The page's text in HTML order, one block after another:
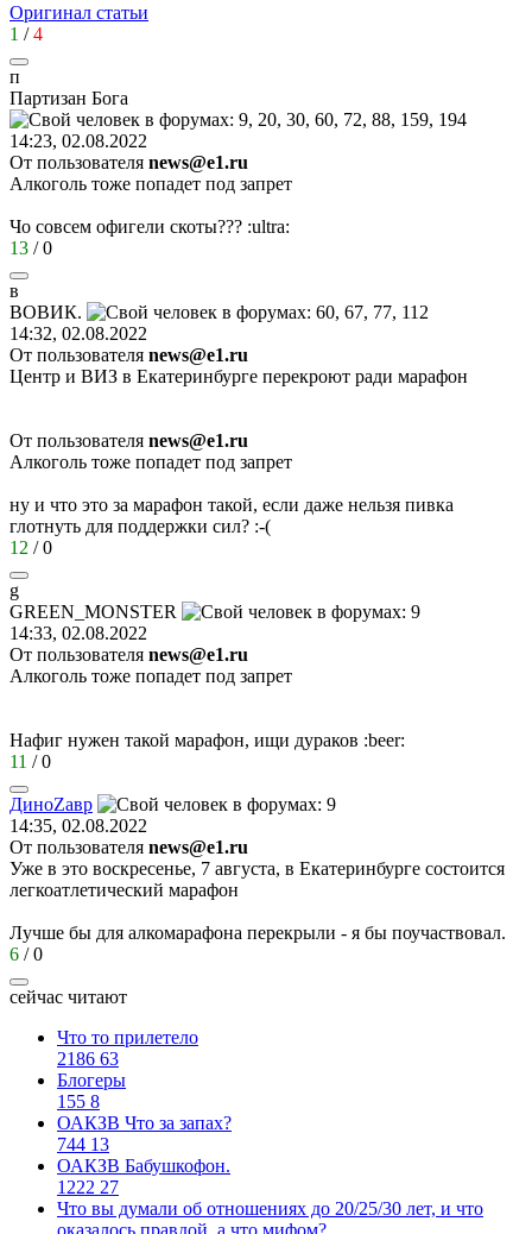
Оригинал статьи
1 /4
п
Партизан Бога
14:23, 02.08.2022
От пользователя news@e1.ru
Алкоголь тоже попадет под запрет
Чо совсем офигели скоты??? :ultra:
13 /0
в
ВОВИК.
14:32, 02.08.2022
От пользователя news@e1.ru
Центр и ВИЗ в Екатеринбурге перекроют ради марафон
От пользователя news@e1.ru
Алкоголь тоже попадет под запрет
ну и что это за марафон такой, если даже нельзя пивка
глотнуть для поддержки сил? :-(
12 /0
g
GREEN_MONSTER
14:33, 02.08.2022
От пользователя news@e1.ru
Алкоголь тоже попадет под запрет
Нафиг нужен такой марафон, ищи дураков :beer:
11 /0
ДиноZавp
14:35, 02.08.2022
От пользователя news@e1.ru
Уже в это воскресенье, 7 августа, в Екатеринбурге состоится
легкоатлетический марафон
Лучше бы для алкомарафона перекрыли - я бы поучаствовал.
6 /0
сейчас читают
Что то прилетело
2186 63
Блогеры
155 8
ОАКЗВ Что за запах?
744 13
ОАКЗВ Бабушкофон.
1222 27
Что вы думали об отношениях до 20/25/30 лет, и что
оказалось правдой, а что мифом?